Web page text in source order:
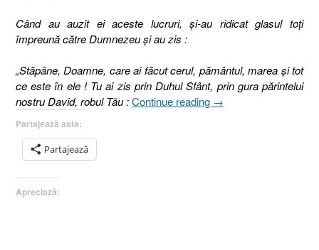
Când au auzit ei aceste lucruri, şi-au ridicat glasul toţi
împreună către Dumnezeu şi au zis :
„Stăpâne, Doamne, care ai făcut cerul, pământul, marea şi tot
ce este în ele ! Tu ai zis prin Duhul Sfânt, prin gura părintelui
nostru David, robul Tău :Continue reading „Duhul
→
Partajează asta:
Partajează
Apreciază: